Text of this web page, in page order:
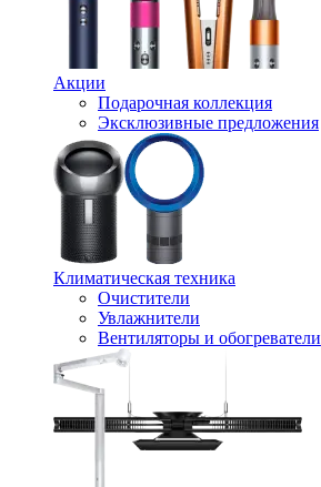
Акции
Подарочная коллекция
Эксклюзивные предложения
Климатическая техника
Очистители
Увлажнители
Вентиляторы и обогреватели